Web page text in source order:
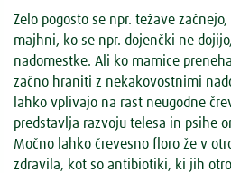
Zelo pogosto se npr. težave
majhni, ko se npr. dojenčki ne
nadomestke. Ali ko mamice
začno hraniti z nekakovostnimi
lahko vplivajo na rast neugodne
predstavlja razvoju telesa in psihe
Močno lahko črevesno floro že v
zdravila, kot so antibiotiki, ki jih